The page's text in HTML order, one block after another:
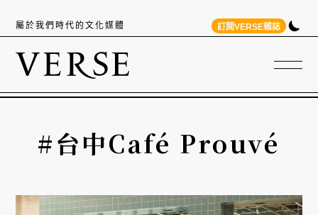
屬於我們時代的文化媒體 訂閱VERSE雜誌
#台中Café Prouvé